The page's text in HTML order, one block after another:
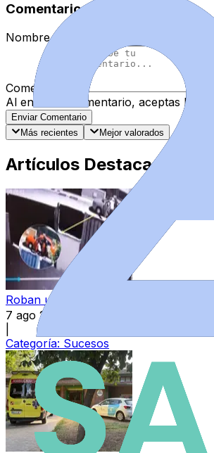
Comentarios
Nombre *
Comentario
Al enviar tu comentario, aceptas las
Enviar Comentario
Más recientes
Mejor valorados
Artículos Destacados
Roban un coche en Salamanca y lo
7 ago 2026
Categoría: Sucesos